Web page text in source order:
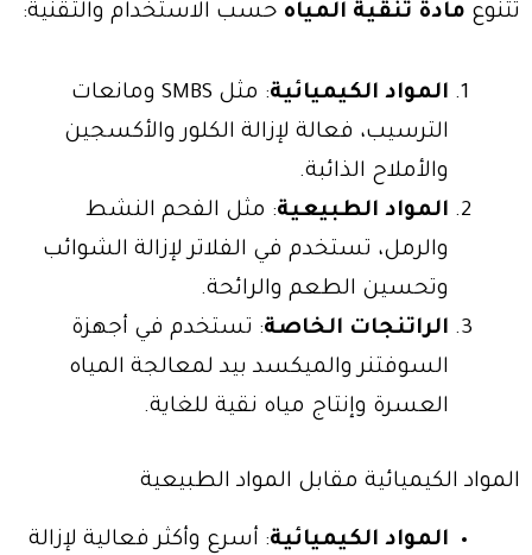
تتنوع مادة تنقية المياه حسب الاستخدام والتقنية:
المواد الكيميائية
: مثل SMBS ومانعات
الترسيب، فعالة لإزالة الكلور والأكسجين
والأملاح الذائبة.
المواد الطبيعية: مثل الفحم النشط
والرمل، تستخدم في الفلاتر لإزالة الشوائب
وتحسين الطعم والرائحة.
الراتنجات الخاصة: تستخدم في أجهزة
السوفتنر والميكسد بيد لمعالجة المياه
العسرة وإنتاج مياه نقية للغاية.
المواد الكيميائية مقابل المواد الطبيعية
المواد الكيميائية: أسرع وأكثر فعالية لإزالة